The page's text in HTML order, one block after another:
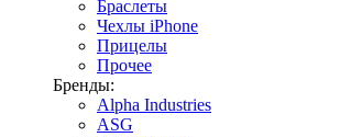
Браслеты
Чехлы iPhone
Прицелы
Прочее
Бренды:
Alpha Industries
ASG